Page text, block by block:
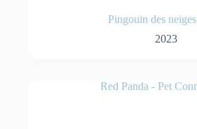
Pingouin des neiges
2023